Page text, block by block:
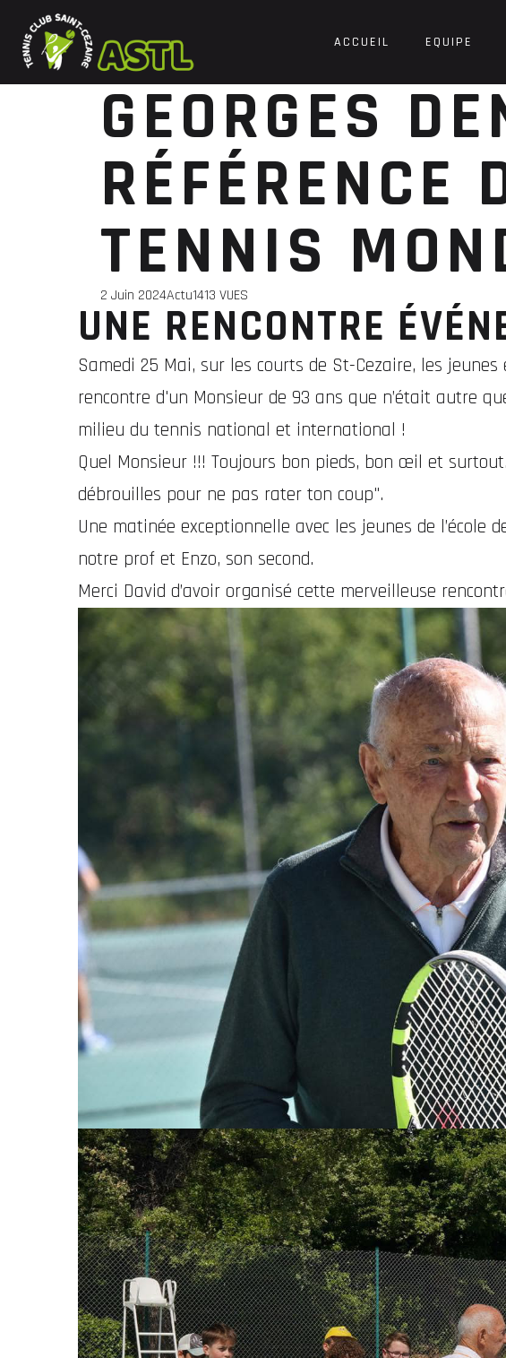
ACCUEIL EQUIPE
GEORGES
RÉFÉRENCE
TENNIS
2 Juin 2024Actu1413 VUES
UNE RENCONTRE
Samedi 25 Mai, sur les courts de St-Cezaire, les
rencontre d'un Monsieur de 93 ans que n’était autre
milieu du tennis national et international !
Quel Monsieur !!! Toujours bon pieds, bon œil et
débrouilles pour ne pas rater ton coup".
Une matinée exceptionnelle avec les jeunes de l’école
notre prof et Enzo, son second.
Merci David d’avoir organisé cette merveilleuse